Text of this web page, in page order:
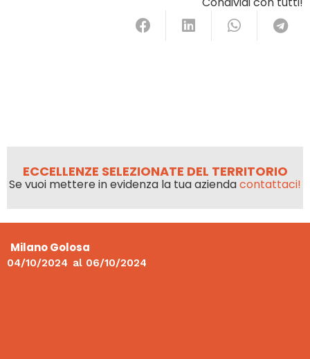
ECCELLENZE SELEZIONATE DEL TERRITORIO
Se vuoi mettere in evidenza la tua aziendacontattaci!
Milano Golosa
04/10/2024 al 06/10/2024